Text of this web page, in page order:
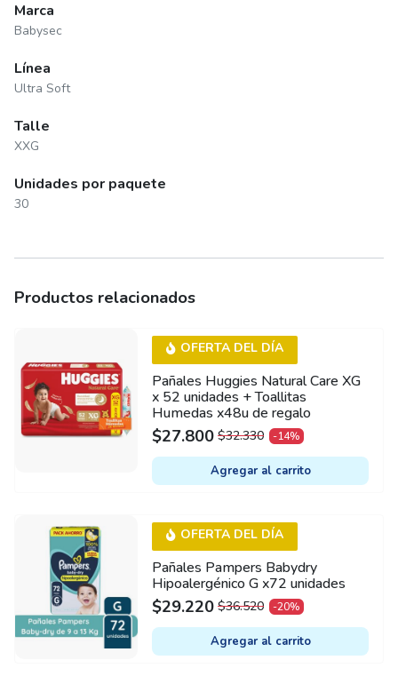
Marca
Babysec
Línea
Ultra Soft
Talle
XXG
Unidades por paquete
30
Productos relacionados
Pañales Huggies Natural Care XG
x 52 unidades + Toallitas
Humedas x48u de regalo
OFERTA DEL DÍA
$32.330
ORIGINAL
PRICE
WAS:
$27.800
CURRENT
PRICE
IS:
-14%
Agregar al carrito
Pañales Pampers Babydry
Hipoalergénico G x72 unidades
OFERTA DEL DÍA
$36.520
ORIGINAL
PRICE
WAS:
$29.220
CURRENT
PRICE
IS:
-20%
Agregar al carrito